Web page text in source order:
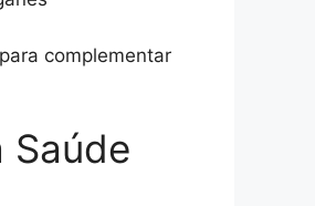
complementar
Saúde